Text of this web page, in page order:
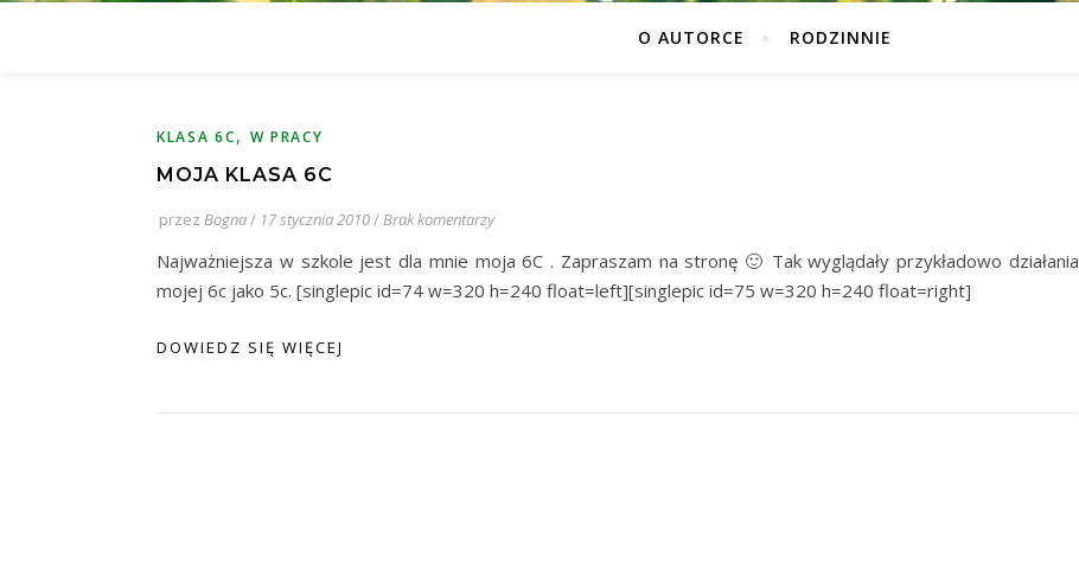
O AUTORCE RODZINNIE
KLASA 6C, W PRACY
MOJA KLASA 6C
przez Bogna/ 17 stycznia 2010/Brak komentarzy
Najważniejsza w szkole jest dla mnie moja 6C . Zapraszam na stronę 🙂 Tak wyglądały przykładowo działania
mojej 6c jako 5c. [singlepic id=74 w=320 h=240 float=left][singlepic id=75 w=320 h=240 float=right]
DOWIEDZ SIĘ WIĘCEJ